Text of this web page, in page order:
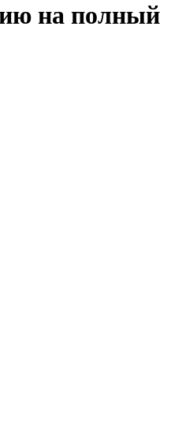
на полный